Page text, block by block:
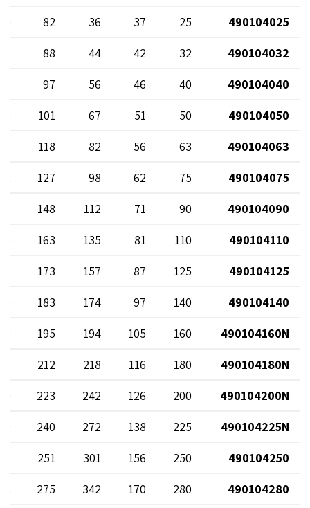
490104025
25
37
36
82
490104032
32
42
44
88
490104040
40
46
56
97
490104050
50
51
67
101
490104063
63
56
82
118
490104075
75
62
98
127
490104090
90
71
112
148
490104110
110
81
135
163
490104125
125
87
157
173
490104140
140
97
174
183
490104160N
160
105
194
195
490104180N
180
116
218
212
490104200N
200
126
242
223
490104225N
225
138
272
240
490104250
250
156
301
251
490104280
280
170
342
275